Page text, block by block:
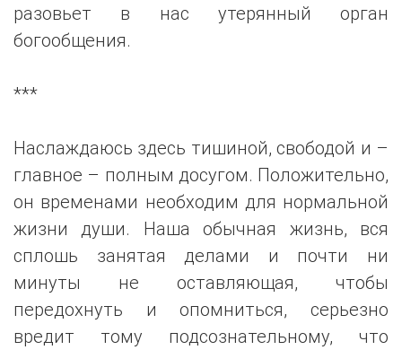
разовьет в нас утерянный орган
богообщения.
***
Наслаждаюсь здесь тишиной, свободой и –
главное – полным досугом. Положительно,
он временами необходим для нормальной
жизни души. Наша обычная жизнь, вся
сплошь занятая делами и почти ни
минуты не оставляющая, чтобы
передохнуть и опомниться, серьезно
вредит тому подсознательному, что